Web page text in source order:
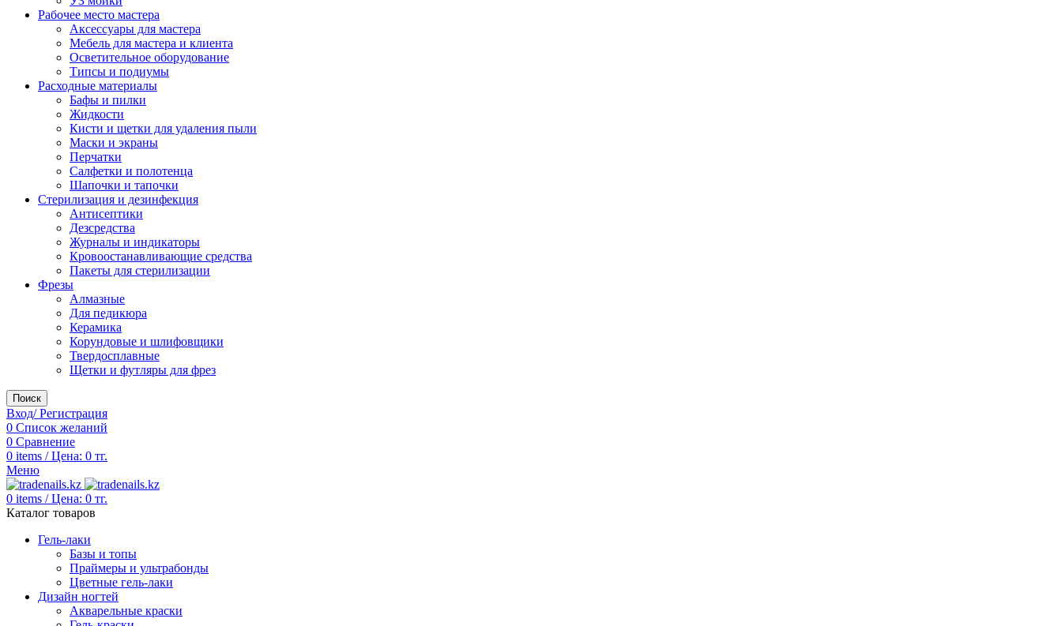
Рабочее место мастера
Аксессуары для мастера
Мебель для мастера и клиента
Осветительное оборудование
Типсы и подиумы
Расходные материалы
Бафы и пилки
Жидкости
Кисти и щетки для удаления пыли
Маски и экраны
Перчатки
Салфетки и полотенца
Шапочки и тапочки
Стерилизация и дезинфекция
Антисептики
Дезсредства
Журналы и индикаторы
Кровоостанавливающие средства
Пакеты для стерилизации
Фрезы
Алмазные
Для педикюра
Керамика
Корундовые и шлифовщики
Твердосплавные
Щетки и футляры для фрез
Поиск
Вход/ Регистрация
0 Список желаний
0 Сравнение
0 items / Цена: 0 тг.
Меню
0 items / Цена: 0 тг.
Каталог товаров
Гель-лаки
Базы и топы
Праймеры и ультрабонды
Цветные гель-лаки
Дизайн ногтей
Акварельные краски